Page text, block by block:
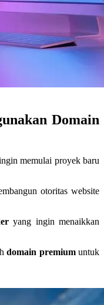
Domain
memulai proyek baru
otoritas website
yang ingin menaikkan
domain premiumuntuk